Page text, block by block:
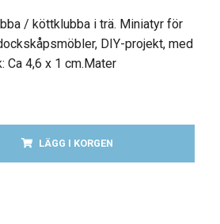
/ köttklubba i trä. Miniatyr för
DIY-projekt, med
Ca 4,6 x 1 cm.Mater
LÄGG I KORGEN